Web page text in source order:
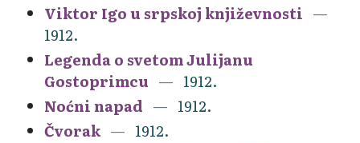
Viktor Igo u srpskoj književnosti
1912.
Legenda o svetom Julijanu
Gostoprimcu
1912.
Noćni napad
1912.
Čvorak
1912.